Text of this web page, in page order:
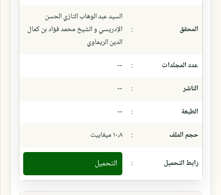
المحقق :
السيد عبد الوهاب التازي الحسن
الإدريسي و الشيخ محمد فؤاد بن كمال
الدين الريماوي
عدد المجلدات
:
--
الناشر
:
--
الطبعة
:
--
حجم الملف
: ١٠،٨ ميغابيت
رابط التحميل : التحميل